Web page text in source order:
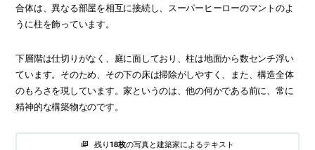
合体は、異なる部屋を相互に接続し、スーパーヒーローのマントのよ
うに柱を飾っています。
下層階は仕切りがなく、庭に面しており、柱は地面から数センチ浮い
ています。そのため、その下の床は掃除がしやすく、また、構造全体
のもろさを現しています。家というのは、他の何かである前に、常に
精神的な構築物なのです。
残り18枚の写真と建築家によるテキスト